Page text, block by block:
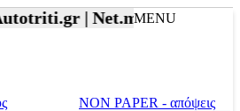
|Net.mototriti.gr |
MENU
NON PAPER - απόψεις